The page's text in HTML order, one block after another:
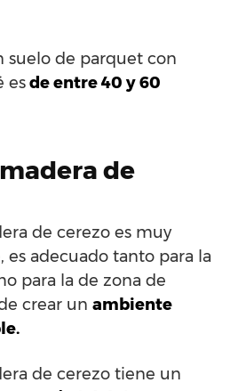
suelo de parquet con
esde entre 40 y 60
de
de cerezo es muy
es adecuado tanto para la
para la de zona de
crear un ambiente
de cerezo tiene un